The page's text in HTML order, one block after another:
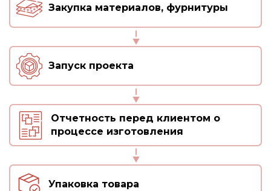
Закупка материалов, фурнитуры
Запуск проекта
Отчетность перед клиентом о
процессе изготовления
Упаковка товара